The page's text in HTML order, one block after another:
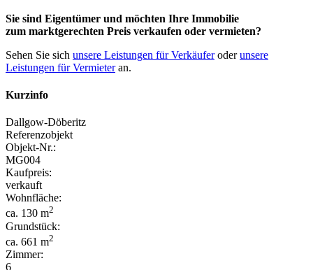
Sie sind Eigentümer und möchten Ihre Immobilie
zum marktgerechten Preis verkaufen oder vermieten?
Sehen Sie sich unsere Leistungen für Verkäuferoderunsere
Leistungen für Vermieteran.
Kurzinfo
Dallgow-Döberitz
Referenzobjekt
Objekt-Nr.:
MG004
Kaufpreis:
verkauft
Wohnfläche:
ca. 130 m2
Grundstück:
ca. 661 m2
Zimmer:
6